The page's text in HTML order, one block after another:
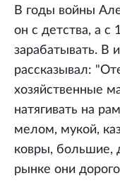
В годы войны
он с детства, а с
зарабатывать. В
рассказывал:
хозяйственные
натягивать на
мелом, мукой,
ковры, большие,
рынке они